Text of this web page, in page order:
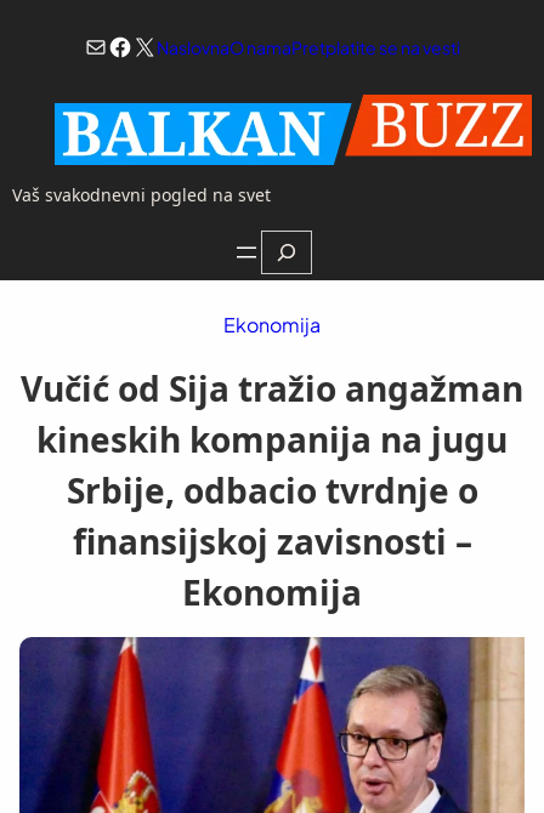
Mail
Facebook
X NaslovnaO namaPretplatite se na vesti
Vaš svakodnevni pogled na svet
Search
Ekonomija
Vučić od Sija tražio angažman
kineskih kompanija na jugu
Srbije, odbacio tvrdnje o
finansijskoj zavisnosti –
Ekonomija